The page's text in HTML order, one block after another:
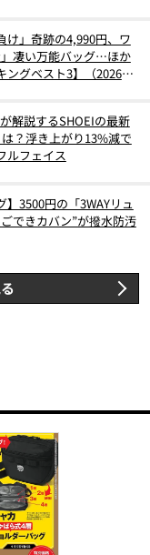
け」奇跡の4,990円、ワ
凄い万能バッグ…ほか
ングベスト3】（2026年
解説するSHOEIの最新
？浮き上がり13%減で
ルフェイス
】3500円の「3WAYリュ
できカバン”が撥水防汚